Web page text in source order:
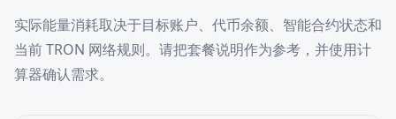
实际能量消耗取决于目标账户、代币余额、智能合约状态和
当前 TRON 网络规则。请把套餐说明作为参考，并使用计
算器确认需求。